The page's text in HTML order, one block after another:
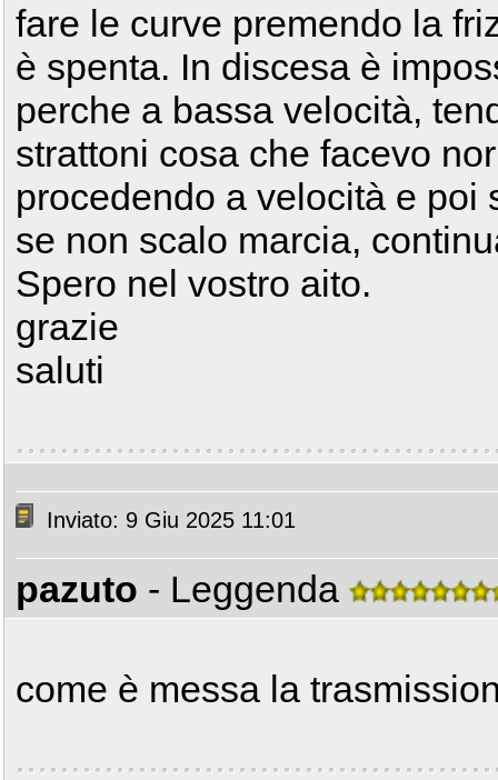
fare le curve premendo la
è spenta. In discesa è
perche a bassa velocità,
strattoni cosa che facevo
procedendo a velocità e poi
se non scalo marcia,
Spero nel vostro aito.
grazie
saluti
Inviato: 9 Giu 2025 11:01
pazuto - Leggenda
come è messa la